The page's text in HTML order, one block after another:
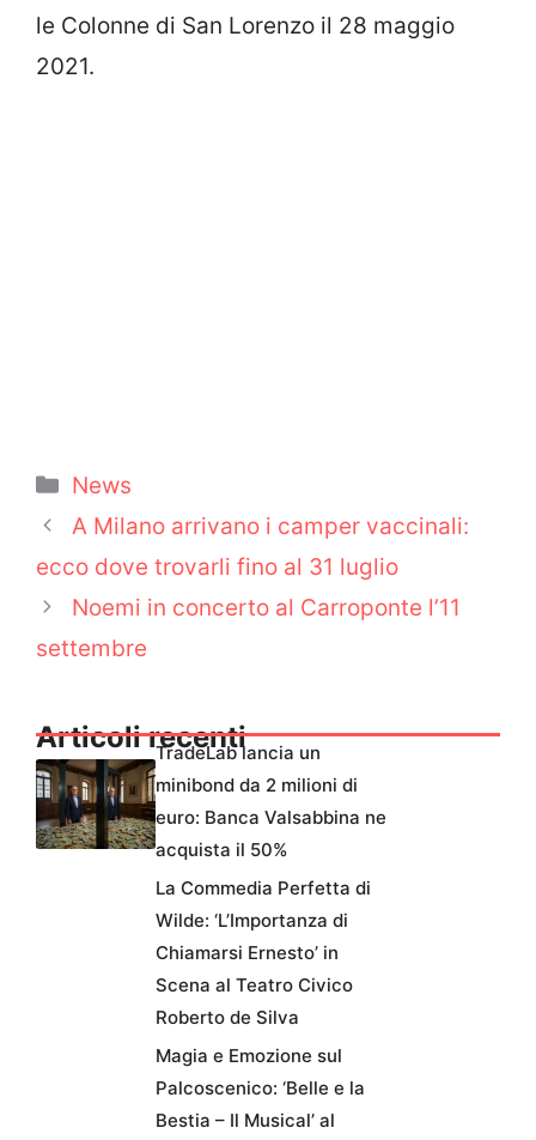
le Colonne di San Lorenzo il 28 maggio
2021.
Categorie
News
A Milano arrivano i camper vaccinali:
ecco dove trovarli fino al 31 luglio
Noemi in concerto al Carroponte l’11
settembre
Articoli recenti
TradeLab lancia un
minibond da 2 milioni di
euro: Banca Valsabbina ne
acquista il 50%
La Commedia Perfetta di
Wilde: ‘L’Importanza di
Chiamarsi Ernesto’ in
Scena al Teatro Civico
Roberto de Silva
Magia e Emozione sul
Palcoscenico: ‘Belle e la
Bestia – Il Musical’ al